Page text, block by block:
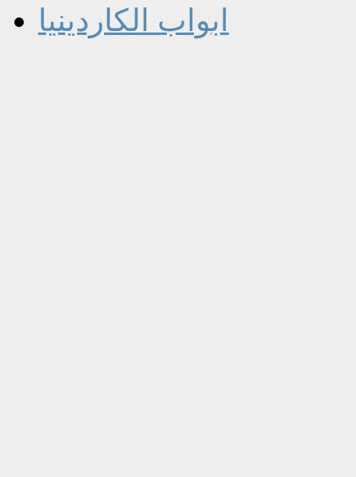
ابواب الكاردينيا